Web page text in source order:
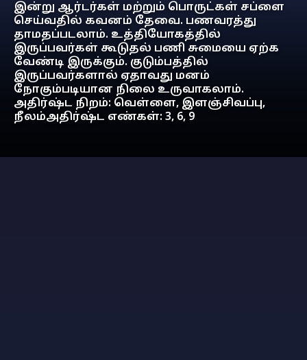
இன்று ஆர்டர்கள் மற்றும் பொருட்கள் சப்ளை
செய்வதில் கவனம் தேவை. பணவரத்து
தாமதப்படலாம். உத்தியோகத்தில்
இருப்பவர்கள் கூடுதல் பணி சுமையை ஏற்க
வேண்டி இருக்கும். குடும்பத்தில்
இருப்பவர்களால் ஏதாவது மனம்
நோகும்படியான நிலை உருவாகலாம்.
அதிர்ஷ்ட நிறம்: வெள்ளை, இளஞ்சிவப்பு,
நீலம்அதிர்ஷ்ட எண்கள்: 3, 6, 9